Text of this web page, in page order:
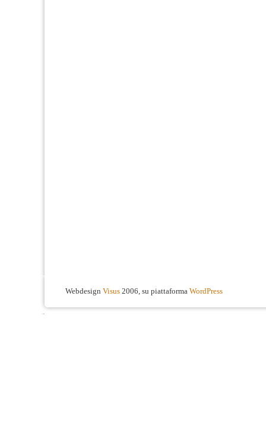
Webdesign Visus 2006, su piattaforma WordPress